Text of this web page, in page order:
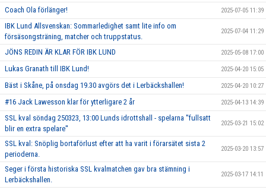
Coach Ola förlänger! 2025-07-05 11:39
IBK Lund Allsvenskan: Sommarledighet samt lite info om
försäsongsträning, matcher och truppstatus.
2025-07-04 11:29
JÖNS REDIN ÄR KLAR FÖR IBK LUND 2025-05-08 17:00
Lukas Granath till IBK Lund! 2025-04-20 15:05
Bäst i Skåne, på onsdag 19.30 avgörs det i Lerbäckshallen! 2025-04-20 10:27
#16 Jack Lawesson klar för ytterligare 2 år 2025-04-13 14:39
SSL kval söndag 250323, 13:00 Lunds idrottshall - spelarna ''fullsatt
blir en extra spelare''
2025-03-21 15:02
SSL kval: Snöplig bortaförlust efter att ha varit i förarsätet sista 2
perioderna.
2025-03-20 13:57
Seger i första historiska SSL kvalmatchen gav bra stämning i
Lerbäckshallen.
2025-03-17 14:11